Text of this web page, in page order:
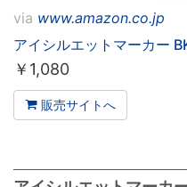
via www.amazon.co.jp
アイシルエットマーカー
￥ 1,080
販売サイトへ